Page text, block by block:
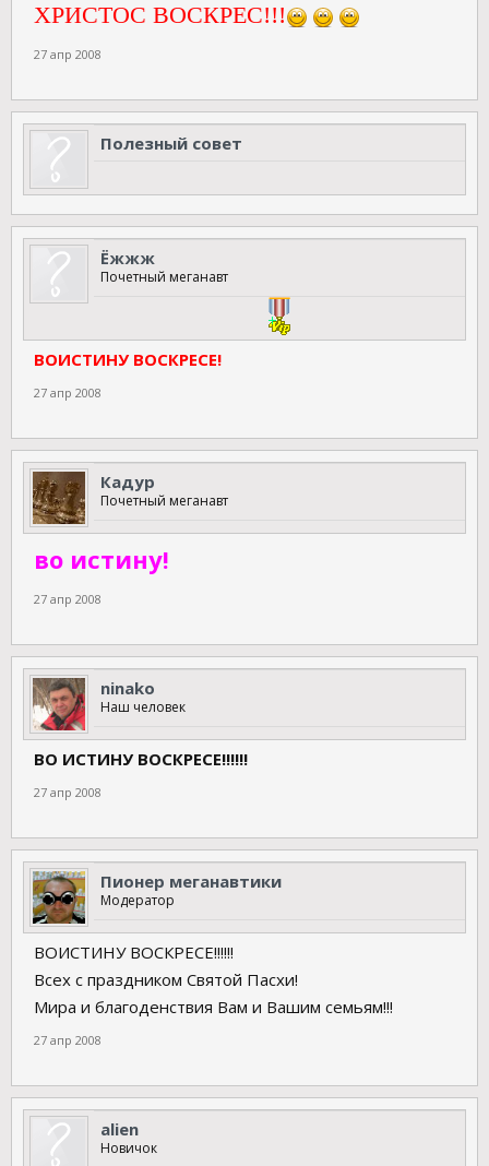
ХРИСТОС ВОСКРЕС!!!
27 апр 2008
Полезный совет
Ёжжж
Почетный меганавт
ВОИСТИНУ ВОСКРЕСЕ!
27 апр 2008
Кадур
Почетный меганавт
во истину!
27 апр 2008
ninako
Наш человек
ВО ИСТИНУ ВОСКРЕСЕ!!!!!!
27 апр 2008
Пионер меганавтики
Модератор
ВОИСТИНУ ВОСКРЕСЕ!!!!!!
Всех с праздником Святой Пасхи!
Мира и благоденствия Вам и Вашим семьям!!!
27 апр 2008
alien
Новичок